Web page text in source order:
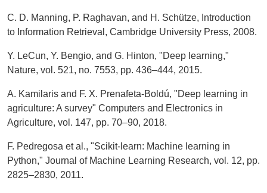
C. D. Manning, P. Raghavan, and H. Schütze, Introduction
to Information Retrieval, Cambridge University Press, 2008.
Y. LeCun, Y. Bengio, and G. Hinton, "Deep learning,"
Nature, vol. 521, no. 7553, pp. 436–444, 2015.
A. Kamilaris and F. X. Prenafeta-Boldú, "Deep learning in
agriculture: A survey" Computers and Electronics in
Agriculture, vol. 147, pp. 70–90, 2018.
F. Pedregosa et al., "Scikit-learn: Machine learning in
Python," Journal of Machine Learning Research, vol. 12, pp.
2825–2830, 2011.